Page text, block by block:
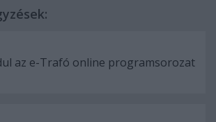
az e-Trafó online programsorozat